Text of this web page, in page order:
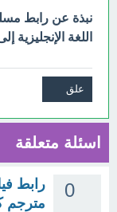
اللغة الإنجليزية
اسئلة متعلقة
0
مترجم